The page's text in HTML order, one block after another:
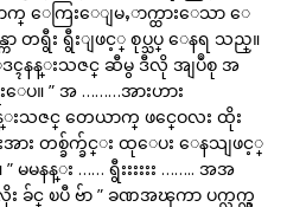
က္ ေကြးေျမႇာက္ထားေသာ ေ
ာ တရွီး ရွီးျဖင့္ စုပ္သပ္ ေနရ သည္။
နန္းသဇင္ ဆီမွ ဒီလို အျပဳစု အ
ေပ။ ” အ ………အားဟား
နန္းသဇင္ တေယာက္ ဖင္ဝေလး ထိုး
း တစ္ခ်က္ခ်င္း ထုေပး ေနသျဖင့္
မနန္း …… ရွီးးးးးး …….. အအ
ခ်င္ ၿပီ ဗ်ာ ” ခဏအၾကာ ပက္လက္လွ